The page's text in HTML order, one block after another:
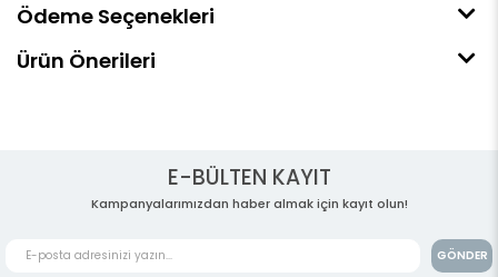
Ödeme Seçenekleri
Ürün Önerileri
E-BÜLTEN KAYIT
Kampanyalarımızdan haber almak için kayıt olun!
GÖNDER